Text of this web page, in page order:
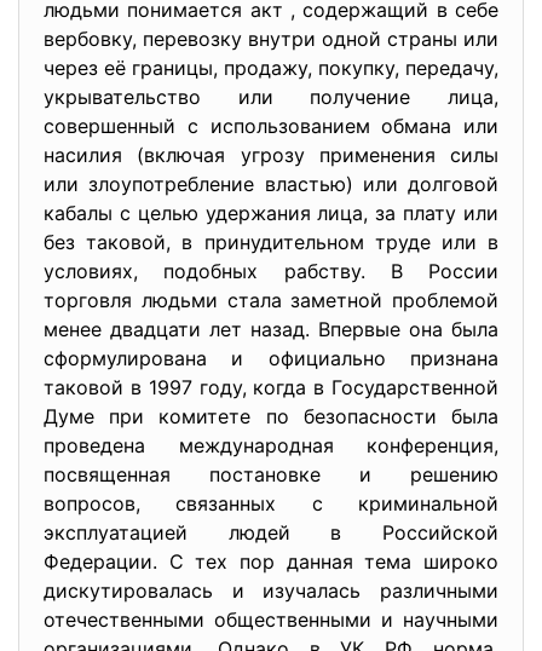
людьми понимается акт , содержащий в себе
вербовку, перевозку внутри одной страны или
через её границы, продажу, покупку, передачу,
укрывательство или получение лица,
совершенный с использованием обмана или
насилия (включая угрозу применения силы
или злоупотребление властью) или долговой
кабалы с целью удержания лица, за плату или
без таковой, в принудительном труде или в
условиях, подобных рабству. В России
торговля людьми стала заметной проблемой
менее двадцати лет назад. Впервые она была
сформулирована и официально признана
таковой в 1997 году, когда в Государственной
Думе при комитете по безопасности была
проведена международная конференция,
посвященная постановке и решению
вопросов, связанных с криминальной
эксплуатацией людей в Российской
Федерации. С тех пор данная тема широко
дискутировалась и изучалась различными
отечественными общественными и научными